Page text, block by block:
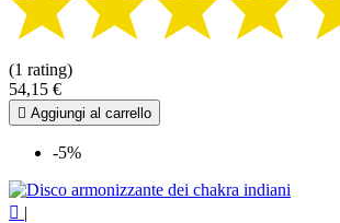
(1 rating)
54,15 €
 Aggiungi al carrello
-5%
 |